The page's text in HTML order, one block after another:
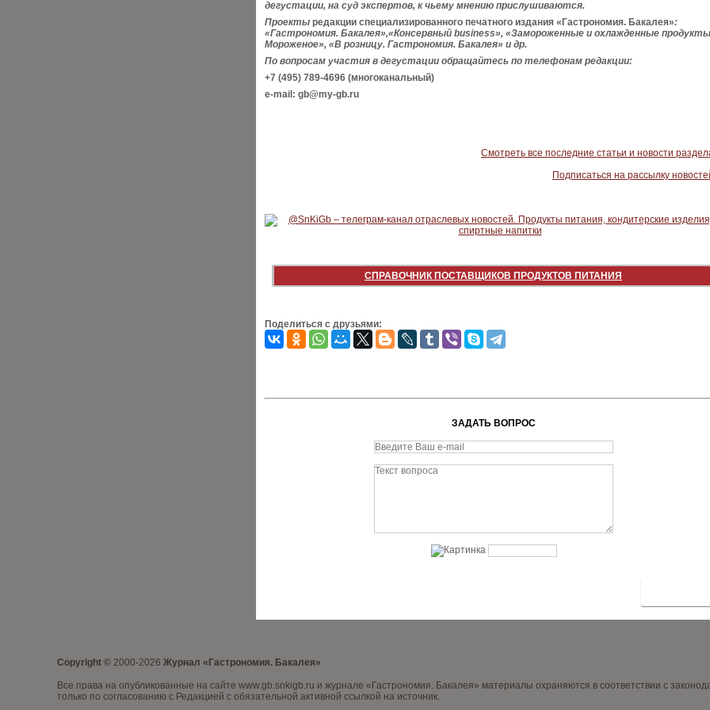
дегустации, на суд экспертов, к чьему мнению прислушиваются.
Проекты редакции специализированного печатного издания «Гастрономия. Бакалея»:
«Гастрономия. Бакалея»,«Консервный business», «Замороженные и охлажденные
Мороженое», «В розницу. Гастрономия. Бакалея» и др.
По вопросам участия в дегустации обращайтесь по телефонам редакции:
+7 (495) 789-4696 (многоканальный)
e-mail: gb@my-gb.ru
Смотреть все последние статьи и новости
Подписаться на рассылку
СПРАВОЧНИК ПОСТАВЩИКОВ ПРОДУКТОВ ПИТАНИЯ
Поделиться с друзьями:
ЗАДАТЬ ВОПРОС
Copyright © 2000-2026 Журнал «Гастрономия. Бакалея»
Все права на опубликованные на сайте www.gb.snkigb.ru и журнале «Гастрономия. Бакалея» материалы охраняются в соответствии с
только по согласованию с Редакцией с обязательной активной ссылкой на источник.